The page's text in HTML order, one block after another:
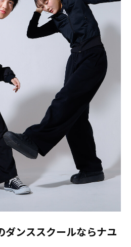
ダンススクールならナユ